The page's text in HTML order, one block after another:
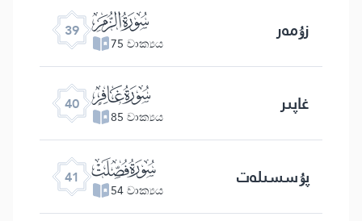
39 ﯔ
75 වාක්‍යය زۇمەر
40 ﯕ
85 වාක්‍යය غاپىر
41 ﯖ
54 වාක්‍යය پۇسسىلەت